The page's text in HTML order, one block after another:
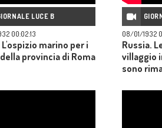
LUCE B
00:02:13
marino per i
provincia di Roma
08/01/1932
Russia.
villaggio
sono